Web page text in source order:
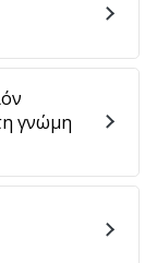
γνώμη